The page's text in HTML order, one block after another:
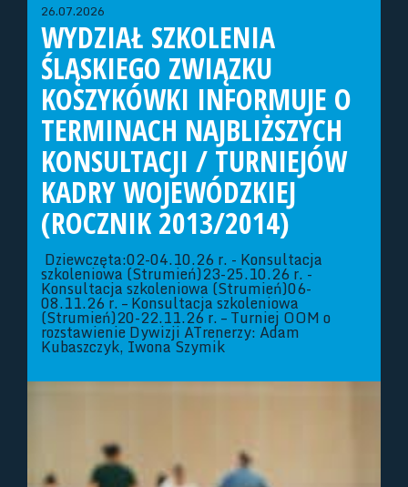
26.07.2026
WYDZIAŁ SZKOLENIA
ŚLĄSKIEGO ZWIĄZKU
KOSZYKÓWKI INFORMUJE O
TERMINACH NAJBLIŻSZYCH
KONSULTACJI / TURNIEJÓW
KADRY WOJEWÓDZKIEJ
(ROCZNIK 2013/2014)
Dziewczęta:02-04.10.26 r. - Konsultacja
szkoleniowa (Strumień)23-25.10.26 r. -
Konsultacja szkoleniowa (Strumień)06-
08.11.26 r. – Konsultacja szkoleniowa
(Strumień)20-22.11.26 r. – Turniej OOM o
rozstawienie Dywizji ATrenerzy: Adam
Kubaszczyk, Iwona Szymik